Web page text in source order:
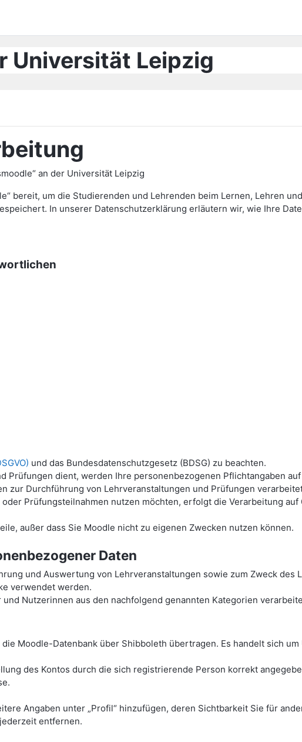
Universität Leipzig
an der Universität Leipzig
bereit, um die Studierenden und Lehrenden beim Lernen, Lehren
In unserer Datenschutzerklärung erläutern wir, wie Ihre
und das Bundesdatenschutzgesetz (BDSG) zu beachten.
dient, werden Ihre personenbezogenen Pflichtangaben auf
zur Durchführung von Lehrveranstaltungen und Prüfungen
Prüfungsteilnahmen nutzen möchten, erfolgt die Verarbeitung
außer dass Sie Moodle nicht zu eigenen Zwecken nutzen können.
Daten
und Auswertung von Lehrveranstaltungen sowie zum Zweck des
verwendet werden.
Nutzerinnen aus den nachfolgend genannten Kategorien
Moodle-Datenbank über Shibboleth übertragen. Es handelt sich um
des Kontos durch die sich registrierende Person korrekt
Angaben unter „Profil“ hinzufügen, deren Sichtbarkeit Sie für
entfernen.